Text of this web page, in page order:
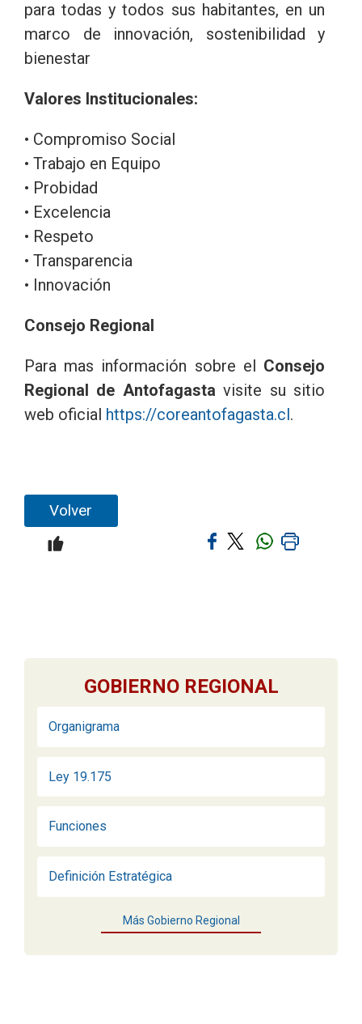
para todas y todos sus habitantes, en un
marco de innovación, sostenibilidad y
bienestar
Valores Institucionales:
• Compromiso Social
• Trabajo en Equipo
• Probidad
• Excelencia
• Respeto
• Transparencia
• Innovación
Consejo Regional
Para mas información sobre el Consejo
Regional de Antofagasta visite su sitio
web oficial https://coreantofagasta.cl.
Volver
GOBIERNO REGIONAL
Organigrama
Ley 19.175
Funciones
Definición Estratégica
Más Gobierno Regional